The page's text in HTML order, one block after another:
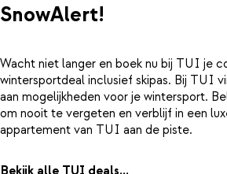
SnowAlert!
Wacht niet langer en boek nu bij TUI je
wintersportdeal inclusief skipas. Bij TUI
aan mogelijkheden voor je wintersport.
om nooit te vergeten en verblijf in een
appartement van TUI aan de piste.
Bekijk alle TUI deals...